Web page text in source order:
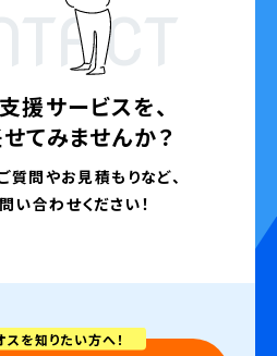
援サービスを、
てみませんか？
質問やお見積もりなど、
い合わせください！
スを知りたい方へ！